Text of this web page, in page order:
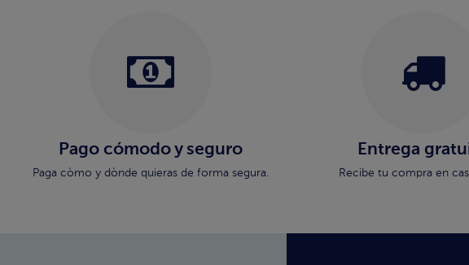
Pago cómodo y seguro
Paga còmo y dònde quieras de forma segura.
Entrega
Recibe tu compra en